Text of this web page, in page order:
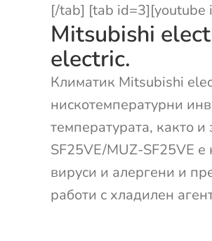
[/tab] [tab id=3][youtube
Mitsubishi
electric.
Климатик Mitsubishi
нискотемпературни
температурата, както
SF25VE/MUZ-SF25VE
вируси и алергени и
работи с хладилен